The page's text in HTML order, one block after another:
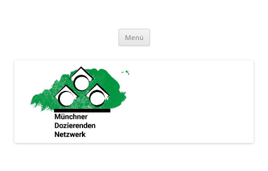
Menü Springe
Inhalt